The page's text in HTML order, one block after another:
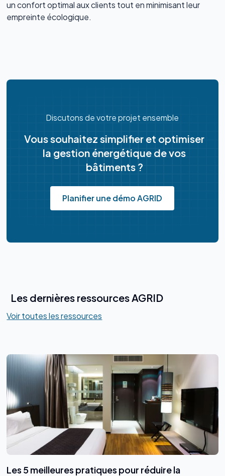
un confort optimal aux clients tout en minimisant leur
empreinte écologique.
Discutons de votre projet ensemble
Vous souhaitez simplifier et optimiser
la gestion énergétique de vos
bâtiments ?
Planifier une démo AGRID
Les dernières ressources AGRID
Voir toutes les ressources
Les 5 meilleures pratiques pour réduire la